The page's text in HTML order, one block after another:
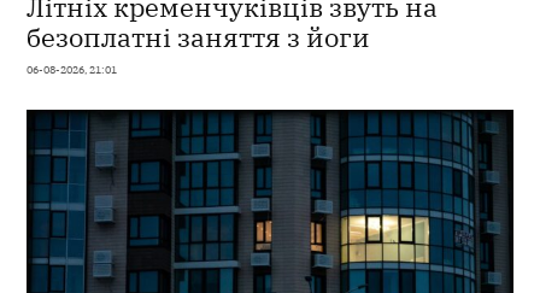
Літніх кременчуківців звуть на
безоплатні заняття з йоги
06-08-2026, 21:01